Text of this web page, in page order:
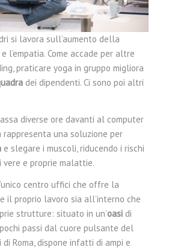
si lavora sull’aumento della
l’empatia. Come accade per altre
praticare yoga in gruppo migliora
dei dipendenti. Ci sono poi altri
diverse ore davanti al computer
una soluzione per
e slegare i muscoli, riducendo i rischi
vere e proprie malattie.
centro uffici che offre la
il proprio lavoro sia all’interno che
strutture: situato in un’oasidi
passi dal cuore pulsante del
Roma, dispone infatti di ampi e